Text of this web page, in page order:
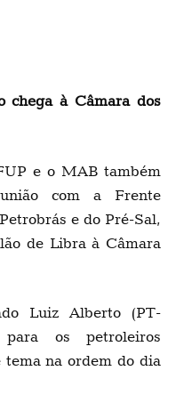
chega à Câmara dos
e o MAB também
com a Frente
e do Pré-Sal,
de Libra à Câmara
Luiz Alberto (PT-
os petroleiros
tema na ordem do dia